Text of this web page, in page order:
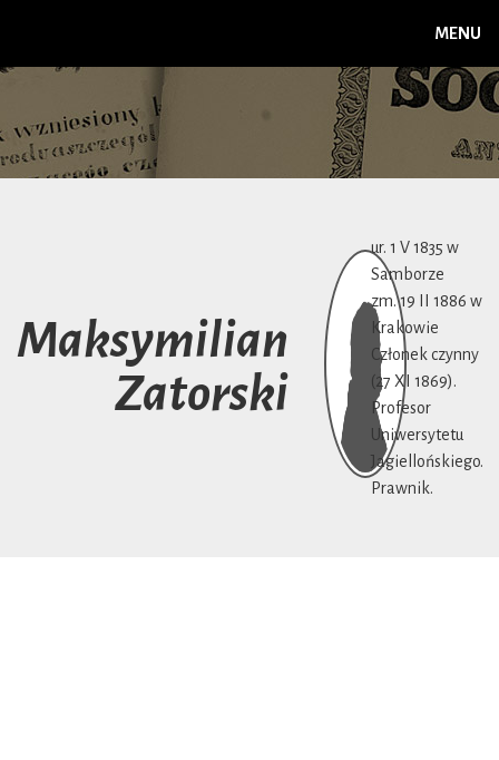
MENU
Maksymilian
Zatorski
ur. 1 V 1835 w
Samborze
zm. 19 II 1886 w
Krakowie
Członek czynny
(27 XI 1869).
Profesor
Uniwersytetu
Jagiellońskiego.
Prawnik.